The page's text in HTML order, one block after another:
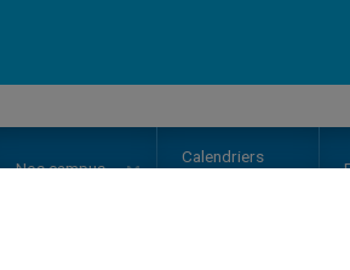
Noscampus
Calendriers